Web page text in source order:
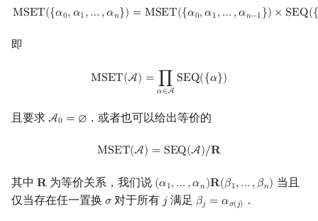
MSET({𝛼0,𝛼1,… ,𝛼𝑛}) = MSET({𝛼0,𝛼1,… ,𝛼𝑛−1}) × SEQ({
MSET({α 0,α αn })= MSET({α0,α1,… ,αn ×SEQ ({α n )
即
MSET(A) = ∏
𝛼∈A
SEQ({𝛼})
MSET A) =∏ α∈A SEQ({α})
且要求 A0 = ∅
A0= ∅ ．或者也可以给出等价的
MSET(A) = SEQ(A)/𝐑
MSET(A )=SEQ(A) /R
其中 𝐑
R为等价关系，我们说 (𝛼1,… ,𝛼𝑛)𝐑(𝛽1,… ,𝛽𝑛)
(α1,…,αn)R(β1,…,βn )
当且
仅当存在任一置换 𝜎
σ 对于所有 𝑗
j满足 𝛽𝑗 = 𝛼𝜎(𝑗)
βj=ασ(j) ．